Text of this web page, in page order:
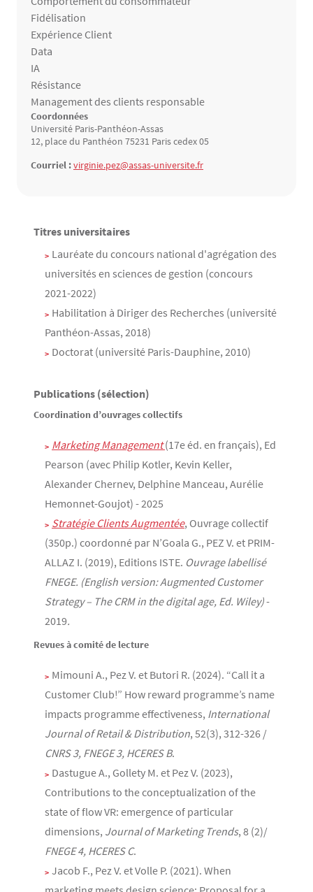
Fidélisation
Expérience Client
Data
IA
Résistance
Management des clients responsable
Coordonnées
Université Paris-Panthéon-Assas
12, place du Panthéon 75231 Paris cedex 05
Courriel :virginie.pez@assas-universite.fr
Contenu
Texte
Titres universitaires
Lauréate du concours national d'agrégation des
universités en sciences de gestion (concours
2021-2022)
Habilitation à Diriger des Recherches (université
Panthéon-Assas, 2018)
Doctorat (université Paris-Dauphine, 2010)
Publications (sélection)
Coordination d’ouvrages collectifs
Marketing Management (17e éd. en français), Ed
Pearson (avec Philip Kotler, Kevin Keller,
Alexander Chernev, Delphine Manceau, Aurélie
Hemonnet-Goujot) - 2025
Stratégie Clients Augmentée, Ouvrage collectif
(350p.) coordonné par N’Goala G., PEZ V. et PRIM-
ALLAZ I. (2019), Editions ISTE. Ouvrage labellisé
FNEGE. (English version: Augmented Customer
Strategy – The CRM in the digital age, Ed. Wiley)-
2019.
Revues à comité de lecture
Mimouni A., Pez V. et Butori R. (2024). “Call it a
Customer Club!” How reward programme’s name
impacts programme effectiveness, International
Journal of Retail & Distribution, 52(3), 312-326 /
CNRS 3, FNEGE 3, HCERES B.
Dastugue A., Gollety M. et Pez V. (2023),
Contributions to the conceptualization of the
state of flow VR: emergence of particular
dimensions, Journal of Marketing Trends, 8 (2)/
FNEGE 4, HCERES C.
Jacob F., Pez V. et Volle P. (2021). When